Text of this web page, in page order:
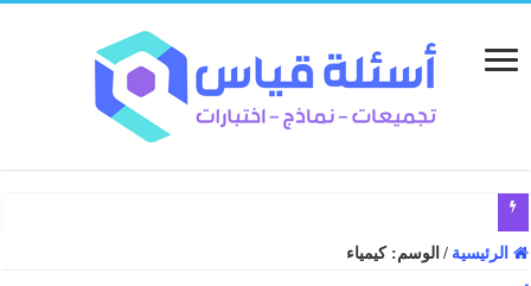
الرئيسية / الوسم:كيمياء